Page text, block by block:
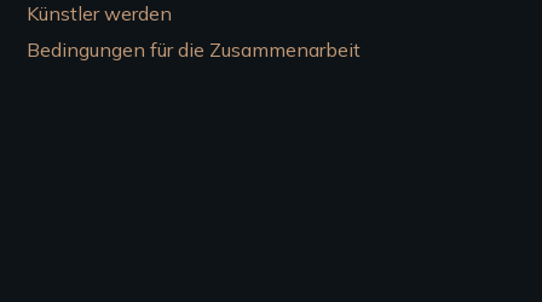
Künstler werden
Bedingungen für die Zusammenarbeit